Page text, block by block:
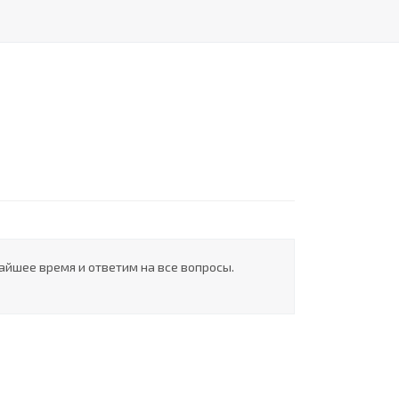
время и ответим на все вопросы.